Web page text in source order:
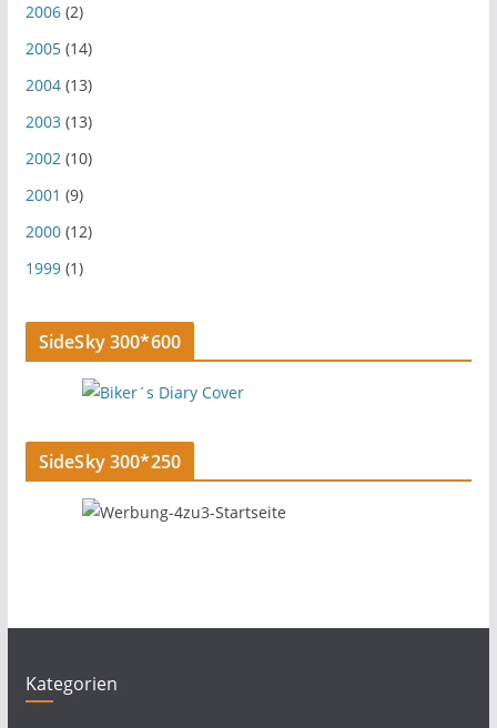
2006(2)
2005(14)
2004(13)
2003(13)
2002(10)
2001 (9)
2000(12)
1999(1)
SideSky 300*600
SideSky 300*250
Kategorien